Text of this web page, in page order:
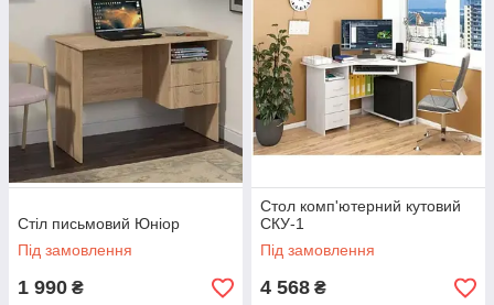
Стіл письмовий Юніор
Під замовлення
1 990 ₴
Стол комп'ютерний кутовий
СКУ-1
Під замовлення
4 568 ₴